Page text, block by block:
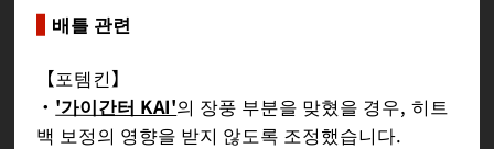
배틀 관련
【포템킨】
・ '가이간터 KAI'의 장풍 부분을 맞혔을 경우, 히트
백 보정의 영향을 받지 않도록 조정했습니다.